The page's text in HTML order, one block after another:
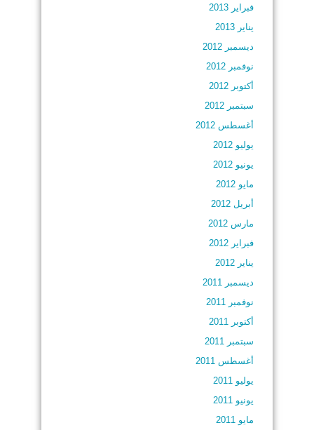
فبراير 2013
يناير 2013
ديسمبر 2012
نوفمبر 2012
أكتوبر 2012
سبتمبر 2012
أغسطس 2012
يوليو 2012
يونيو 2012
مايو 2012
أبريل 2012
مارس 2012
فبراير 2012
يناير 2012
ديسمبر 2011
نوفمبر 2011
أكتوبر 2011
سبتمبر 2011
أغسطس 2011
يوليو 2011
يونيو 2011
مايو 2011